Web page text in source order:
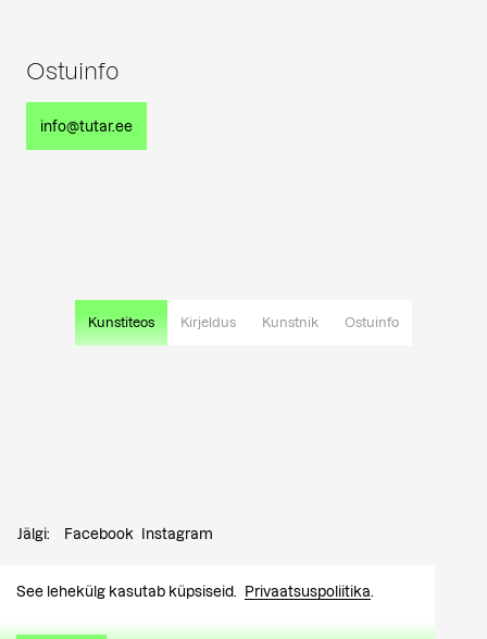
See lehekülg kasutab küpsiseid. Privaatsuspoliitika.
Kunstiteos Kirjeldus Kunstnik Ostuinfo
Ostuinfo
info@tutar.ee
Jälgi: Facebook Instagram
info@tutar.ee